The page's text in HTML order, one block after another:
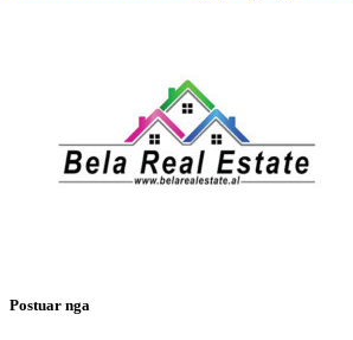
Postuar nga